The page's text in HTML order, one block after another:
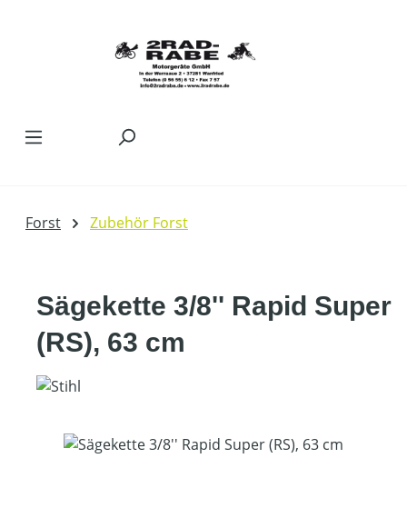
Forst Zubehör Forst
Sägekette 3/8'' Rapid Super
(RS), 63 cm
Bildergalerie überspringen